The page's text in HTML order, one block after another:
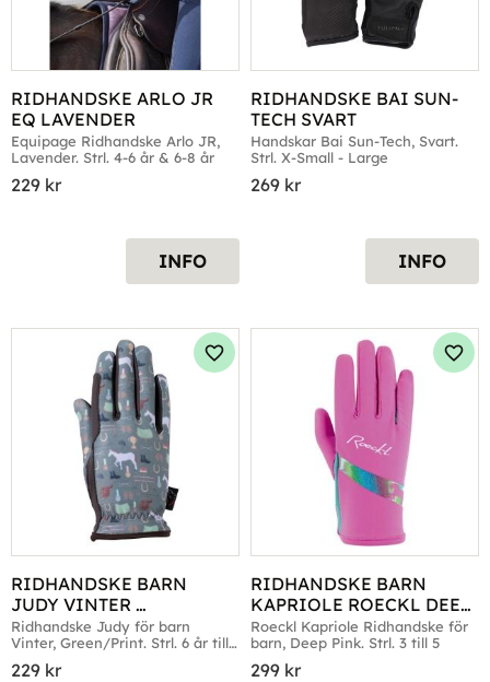
RIDHANDSKE ARLO JR
EQ LAVENDER
Equipage Ridhandske Arlo JR,
Lavender. Strl. 4-6 år & 6-8 år
229 kr
INFO
RIDHANDSKE BAI SUN-
TECH SVART
Handskar Bai Sun-Tech, Svart.
Strl. X-Small - Large
269 kr
INFO
RIDHANDSKE BARN
JUDY VINTER
GREEN/PRINT
Ridhandske Judy för barn
Vinter, Green/Print. Strl. 6 år till
229 kr
Lägg till i favoriter
RIDHANDSKE BARN
KAPRIOLE ROECKL DEEP
PINK
Roeckl Kapriole Ridhandske för
barn, Deep Pink. Strl. 3 till 5
299 kr